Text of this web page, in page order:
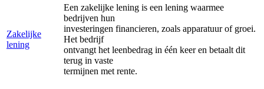
Zakelijke
lening
Een zakelijke lening is een lening waarmee
bedrijven hun
investeringen financieren, zoals apparatuur of groei.
Het bedrijf
ontvangt het leenbedrag in één keer en betaalt dit
terug in vaste
termijnen met rente.